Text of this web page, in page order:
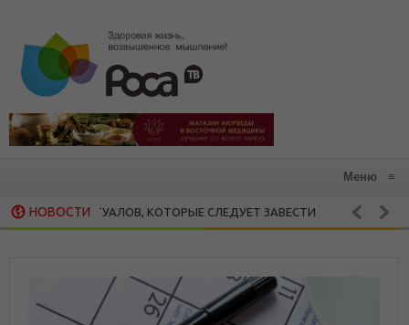
Меню ≡
НОВОСТИ
РИТУАЛОВ, КОТОРЫЕ СЛЕДУЕТ ЗАВЕСТИ ЗДОРОВАЯ КУХНЯ